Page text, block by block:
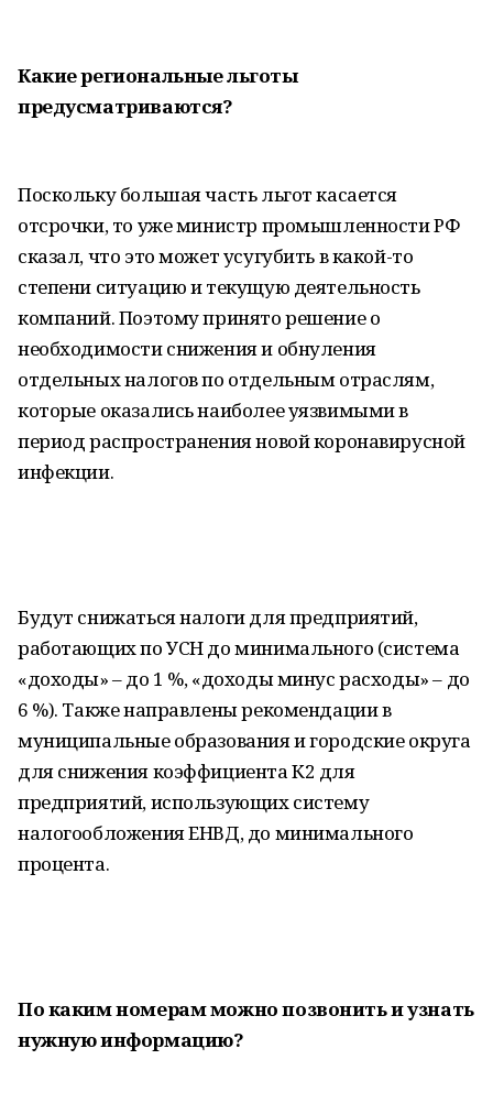
Какие региональные льготы
предусматриваются?
Поскольку большая часть льгот касается
отсрочки, то уже министр промышленности РФ
сказал, что это может усугубить в какой-то
степени ситуацию и текущую деятельность
компаний. Поэтому принято решение о
необходимости снижения и обнуления
отдельных налогов по отдельным отраслям,
которые оказались наиболее уязвимыми в
период распространения новой коронавирусной
инфекции.
Будут снижаться налоги для предприятий,
работающих по УСН до минимального (система
«доходы» – до 1 %, «доходы минус расходы» – до
6 %). Также направлены рекомендации в
муниципальные образования и городские округа
для снижения коэффициента К2 для
предприятий, использующих систему
налогообложения ЕНВД, до минимального
процента.
По каким номерам можно позвонить и узнать
нужную информацию?